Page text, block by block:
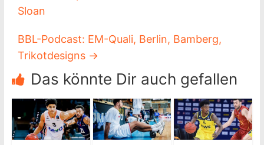
Sloan
BBL-Podcast: EM-Quali, Berlin, Bamberg,
Trikotdesigns →
Das könnte Dir auch gefallen